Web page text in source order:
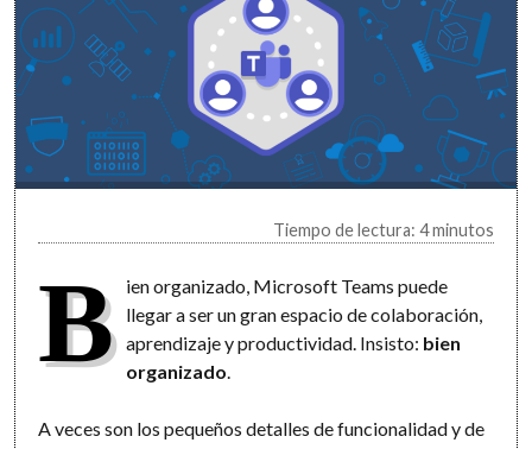
Tiempo de lectura: 4 minutos
B ien organizado, Microsoft Teams puede
llegar a ser un gran espacio de colaboración,
aprendizaje y productividad. Insisto: bien
organizado
A veces son los pequeños detalles de funcionalidad y de